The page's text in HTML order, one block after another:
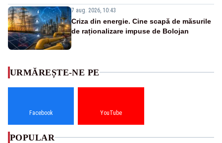
7 aug. 2026, 10:43
Criza din energie. Cine scapă de măsurile
de raționalizare impuse de Bolojan
URMĂREȘTE-NE PE
Facebook YouTube
POPULAR